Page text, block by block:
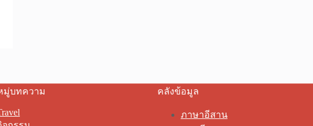
มู่บทความ คลังข้อมูล
ภาษาอีสาน